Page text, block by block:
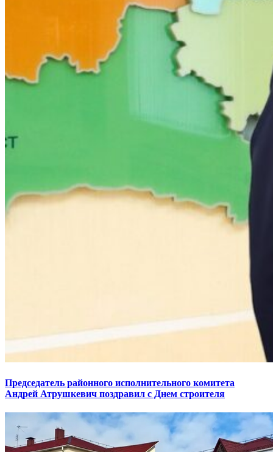
Председатель районного исполнительного комитета
Андрей Атрушкевич поздравил с Днем строителя